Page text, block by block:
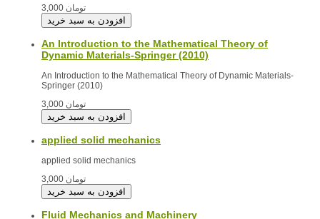
3,000 تومان
An Introduction to the Mathematical Theory of
Dynamic Materials-Springer (2010)
An Introduction to the Mathematical Theory of Dynamic Materials-
Springer (2010)
3,000 تومان
applied solid mechanics
applied solid mechanics
3,000 تومان
Fluid Mechanics and Machinery